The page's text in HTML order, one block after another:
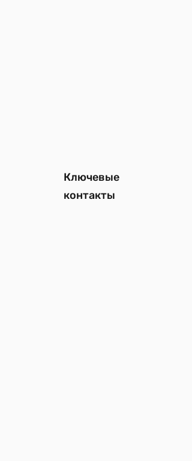
Ключевые
контакты